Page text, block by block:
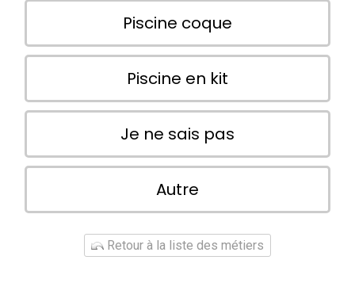
Piscine coque
Piscine en kit
Je ne sais pas
Autre
Retour à la liste des métiers